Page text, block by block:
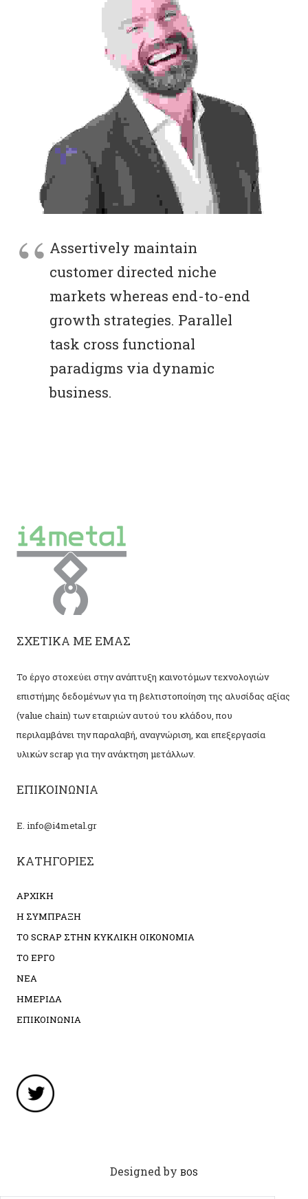
Assertively maintain
customer directed niche
markets whereas end-to-end
growth strategies. Parallel
task cross functional
paradigms via dynamic
business.
ΣΧΕΤΙΚΑ ΜΕ ΕΜΑΣ
Το έργο στοχεύει στην ανάπτυξη καινοτόμων τεχνολογιών
επιστήμης δεδομένων για τη βελτιστοποίηση της αλυσίδας αξίας
(value chain) των εταιριών αυτού του κλάδου, που
περιλαμβάνει την παραλαβή, αναγνώριση, και επεξεργασία
υλικών scrap για την ανάκτηση μετάλλων.
ΕΠΙΚΟΙΝΩΝΙΑ
Ε. info@i4metal.gr
ΚΑΤΗΓΟΡΙΕΣ
ΑΡΧΙΚΗ
Η ΣΥΜΠΡΑΞΗ
ΤΟ SCRAP ΣΤΗΝ ΚΥΚΛΙΚΗ ΟΙΚΟΝΟΜΙΑ
ΤΟ ΕΡΓΟ
ΝΕΑ
ΗΜΕΡΙΔΑ
ΕΠΙΚΟΙΝΩΝΙΑ
Designed by BOS